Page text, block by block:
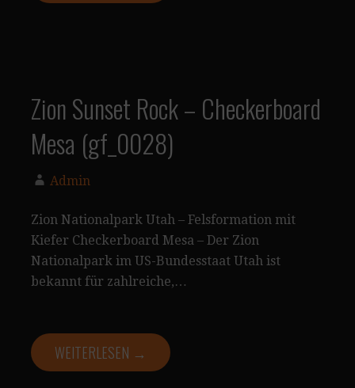
Zion Sunset Rock – Checkerboard
Mesa (gf_0028)
Admin
Zion Nationalpark Utah – Felsformation mit
Kiefer Checkerboard Mesa – Der Zion
Nationalpark im US-Bundesstaat Utah ist
bekannt für zahlreiche,…
WEITERLESEN →